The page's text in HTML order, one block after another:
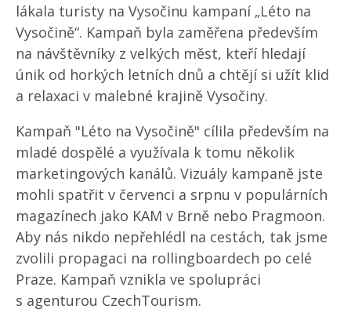
lákala turisty na Vysočinu kampaní „Léto na
Vysočině“. Kampaň byla zaměřena především
na návštěvníky z velkých měst, kteří hledají
únik od horkých letních dnů a chtějí si užít klid
a relaxaci v malebné krajině Vysočiny.
Kampaň "Léto na Vysočině" cílila především na
mladé dospělé a využívala k tomu několik
marketingových kanálů. Vizuály kampaně jste
mohli spatřit v červenci a srpnu v populárních
magazínech jako KAM v Brně nebo Pragmoon.
Aby nás nikdo nepřehlédl na cestách, tak jsme
zvolili propagaci na rollingboardech po celé
Praze. Kampaň vznikla ve spolupráci
s agenturou CzechTourism.